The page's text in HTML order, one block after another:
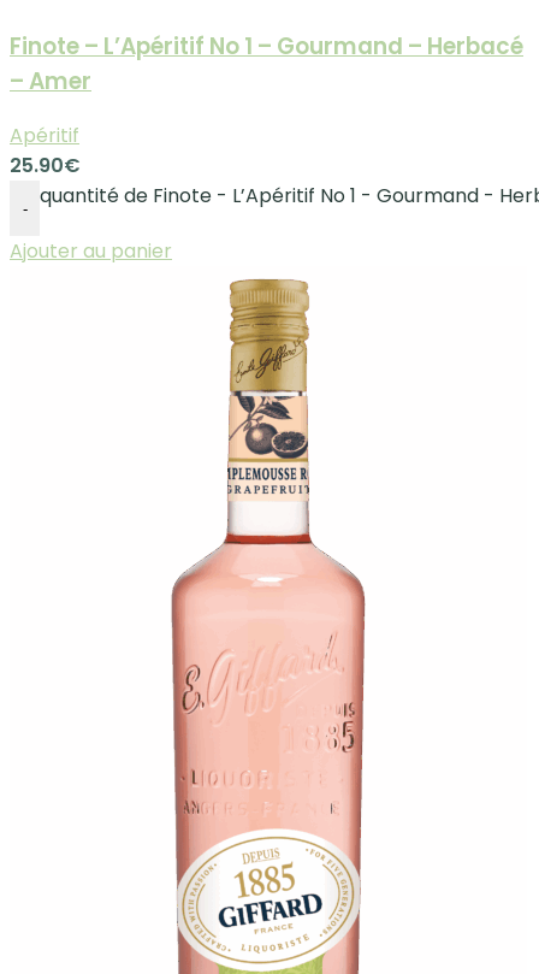
Finote – L’Apéritif No 1 – Gourmand – Herbacé
– Amer
Apéritif
25.90€
-
quantité de Finote - L’Apéritif No 1 - Gourmand -
Ajouter au panier